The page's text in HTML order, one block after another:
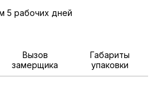
5 рабочих дней
Вызов
замерщика
Габариты
упаковки